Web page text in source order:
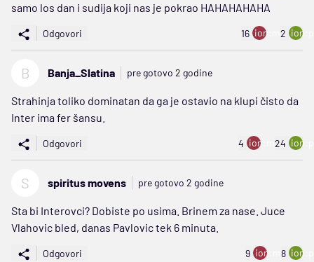
samo los dan i sudija koji nas je pokrao HAHAHAHAHA
Odgovori 16 ion:minus
2
B Banja_Slatina pre gotovo 2 godine
Strahinja toliko dominatan da ga je ostavio na klupi čisto da
Inter ima fer šansu.
Odgovori 4 ion:minus
24
S spiritus movens pre gotovo 2 godine
Sta bi Interovci? Dobiste po usima. Brinem za nase. Juce
Vlahovic bled, danas Pavlovic tek 6 minuta.
Odgovori 9 ion:minus
8